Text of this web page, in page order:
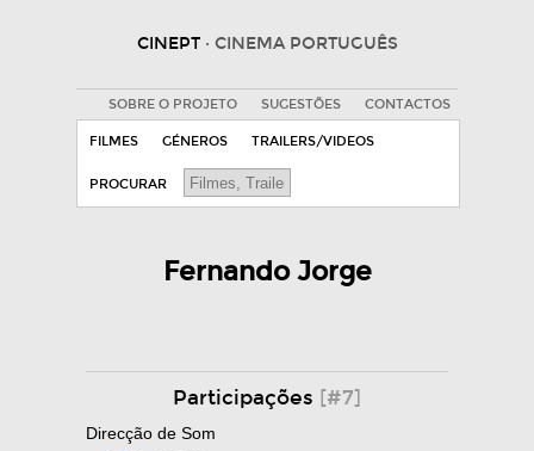
CINEPT · CINEMA PORTUGUÊS
SOBRE O PROJETO SUGESTÕES CONTACTOS
FILMES GÉNEROS TRAILERS/VIDEOS
PROCURAR
Fernando Jorge
Participações [#7]
Direcção de Som